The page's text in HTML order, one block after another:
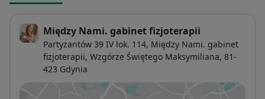
Między Nami. gabinet fizjoterapii
Partyzantów 39 IV lok. 114, Między Nami. gabinet
fizjoterapii, Wzgórze Świętego Maksymiliana, 81-
423 Gdynia